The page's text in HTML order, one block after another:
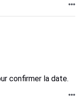
confirmer la date.